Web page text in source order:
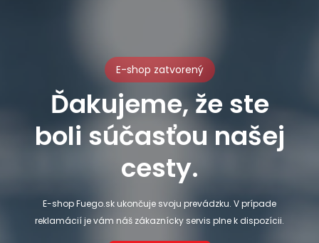
E-shop zatvorený
Ďakujeme, že ste
boli súčasťou našej
cesty.
E-shop Fuego.sk ukončuje svoju prevádzku. V prípade
reklamácií je vám náš zákaznícky servis plne k dispozícii.